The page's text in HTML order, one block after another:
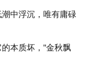
中浮沉，唯有庸碌
本质坏，"金秋飘